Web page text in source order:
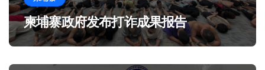
柬埔寨政府发布打诈成果报告